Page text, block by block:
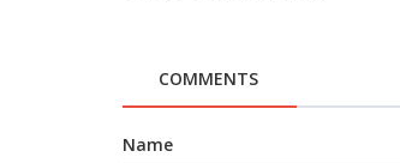
COMMENTS
Name